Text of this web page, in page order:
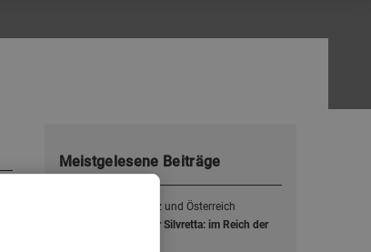
Meistgelesene Beiträge
Zwischen Schweiz und Österreich
Skidurchquerung der Silvretta: im Reich der